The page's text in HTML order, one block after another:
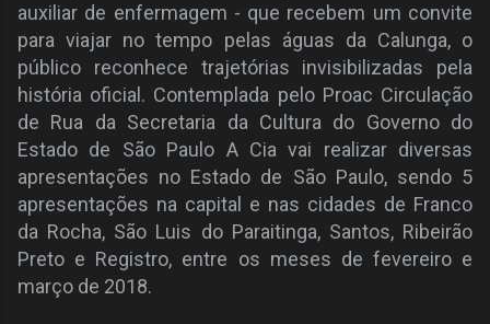
auxiliar de enfermagem - que recebem um convite
para viajar no tempo pelas águas da Calunga, o
público reconhece trajetórias invisibilizadas pela
história oficial. Contemplada pelo Proac Circulação
de Rua da Secretaria da Cultura do Governo do
Estado de São Paulo A Cia vai realizar diversas
apresentações no Estado de São Paulo, sendo 5
apresentações na capital e nas cidades de Franco
da Rocha, São Luis do Paraitinga, Santos, Ribeirão
Preto e Registro, entre os meses de fevereiro e
março de 2018.